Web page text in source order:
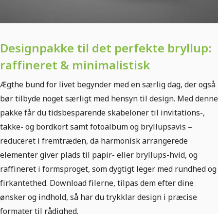
Designpakke til det perfekte bryllup:
raffineret & minimalistisk
Ægthe bund for livet begynder med en særlig dag, der også
bør tilbyde noget særligt med hensyn til design. Med denne
pakke får du tidsbesparende skabeloner til invitations-,
takke- og bordkort samt fotoalbum og bryllupsavis –
reduceret i fremtræden, da harmonisk arrangerede
elementer giver plads til papir- eller bryllups-hvid, og
raffineret i formsproget, som dygtigt leger med rundhed og
firkantethed. Download filerne, tilpas dem efter dine
ønsker og indhold, så har du trykklar design i præcise
formater til rådighed.